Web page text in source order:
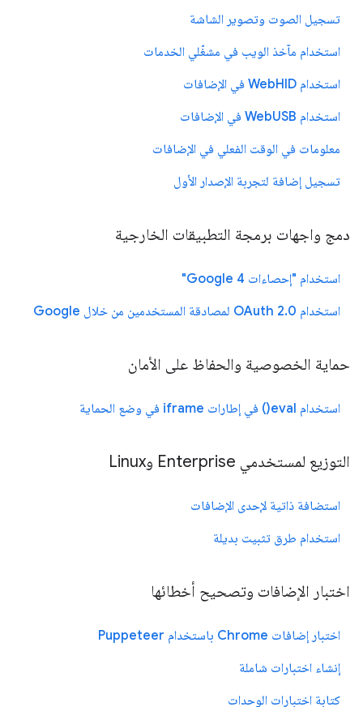
تسجيل الصوت وتصوير الشاشة
استخدام مآخذ الويب في مشغّلي الخدمات
استخدام WebHID في الإضافات
استخدام WebUSB في الإضافات
معلومات في الوقت الفعلي في الإضافات
تسجيل إضافة لتجربة الإصدار الأول
دمج واجهات برمجة التطبيقات الخارجية
استخدام "إحصاءات Google 4"
استخدام OAuth 2.0 لمصادقة المستخدمين من خلال Google
حماية الخصوصية والحفاظ على الأمان
استخدام eval() في إطارات iframe في وضع الحماية
التوزيع لمستخدمي Enterprise وLinux
استضافة ذاتية لإحدى الإضافات
استخدام طرق تثبيت بديلة
اختبار الإضافات وتصحيح أخطائها
اختبار إضافات Chrome باستخدام Puppeteer
إنشاء اختبارات شاملة
كتابة اختبارات الوحدات